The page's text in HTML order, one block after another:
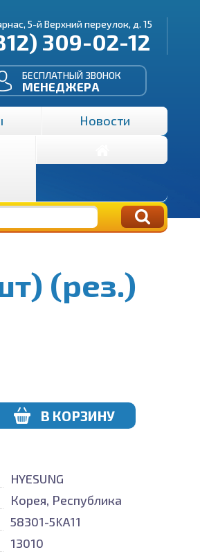
5-й Верхний переулок, д. 15
309-02-12
БЕСПЛАТНЫЙ ЗВОНОК
МЕНЕДЖЕРА
Новости
(рез.)
В КОРЗИНУ
HYESUNG
Корея, Республика
58301-5KA11
13010